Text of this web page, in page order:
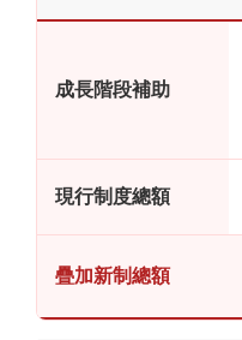
成長階段補助
現行制度總額
疊加新制總額